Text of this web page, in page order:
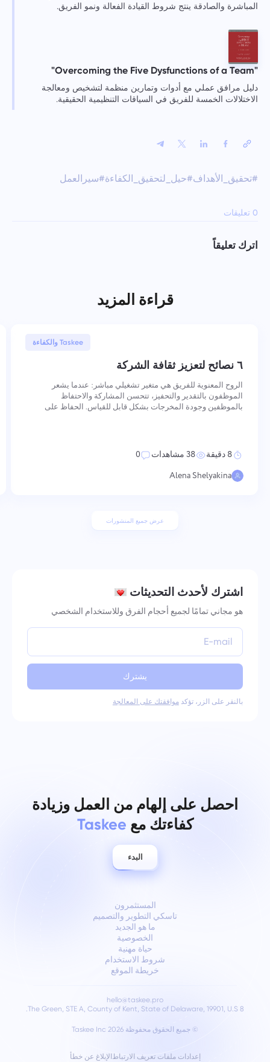
المباشرة والصادقة ينتج شروط القيادة الفعالة ونمو الفريق.
"Overcoming the Five Dysfunctions of a Team"
دليل مرافق عملي مع أدوات وتمارين منظمة لتشخيص ومعالجة
الاختلالات الخمسة للفريق في السياقات التنظيمية الحقيقية.
#تحقيق_الأهداف#حيل_لتحقيق_الكفاءة#سيرالعمل
0 تعليقات
اترك تعليقاً
قراءة المزيد
Taskee والكفاءة
30 يناير, 2026
٦ نصائح لتعزيز ثقافة الشركة
الروح المعنوية للفريق هي متغير تشغيلي مباشر: عندما يشعر
الموظفون بالتقدير والتحفيز، تتحسن المشاركة والاحتفاظ
بالموظفين وجودة المخرجات بشكل قابل للقياس. الحفاظ على
8 دقيقة 38 مشاهدات
0
Alena Shelyakina
عرض جميع المنشورات
اشترك لأحدث التحديثات
هو مجاني تمامًا لجميع أحجام الفرق وللاستخدام الشخصي
يشترك
بالنقر على الزر، تؤكدموافقتك على المعالجة
احصل على إلهام من العمل وزيادة
كفاءتك مع Taskee
البدء
المستثمرون
تاسكي التطوير والتصميم
ما هو الجديد
الخصوصية
حياة مهنية
شروط الاستخدام
خريطة الموقع
© جميع الحقوق محفوظة 2026 Taskee Inc
hello@taskee.pro
8 The Green, STE A, County of Kent, State of Delaware, 19901, U.S.
الإبلاغ عن خطأ إعدادات ملفات تعريف الارتباط